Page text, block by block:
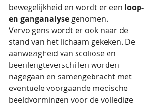
bewegelijkheid en wordt er een loop-
en ganganalyse genomen.
Vervolgens wordt er ook naar de
stand van het lichaam gekeken. De
aanwezigheid van scoliose en
beenlengteverschillen worden
nagegaan en samengebracht met
eventuele voorgaande medische
beeldvormingen voor de volledige